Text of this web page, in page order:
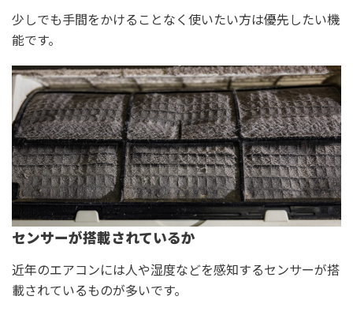
少しでも手間をかけることなく使いたい方は優先したい機
能です。
センサーが搭載されているか
近年のエアコンには人や湿度などを感知するセンサーが搭
載されているものが多いです。